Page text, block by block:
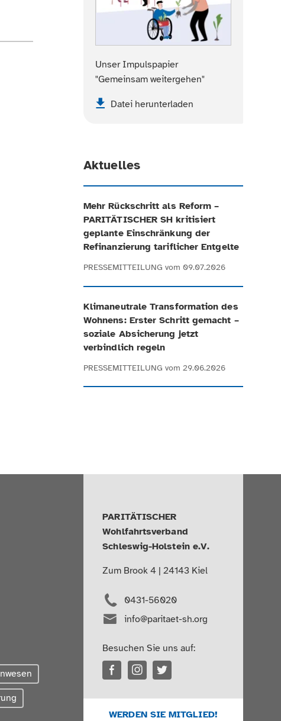
Unser Impulspapier
"Gemeinsam weitergehen"
Datei herunterladen
Aktuelles
Mehr Rückschritt als Reform –
PARITÄTISCHER SH kritisiert
geplante Einschränkung der
Refinanzierung tariflicher Entgelte
PRESSEMITTEILUNG vom 09.07.2026
Klimaneutrale Transformation des
Wohnens: Erster Schritt gemacht –
soziale Absicherung jetzt
verbindlich regeln
PRESSEMITTEILUNG vom 29.06.2026
PARITÄTISCHER
Wohlfahrtsverband
Schleswig-Holstein e.V.
Zum Brook 4 | 24143 Kiel
0431-56020
info@paritaet-sh.org
Besuchen Sie uns auf:
WERDEN SIE MITGLIED!